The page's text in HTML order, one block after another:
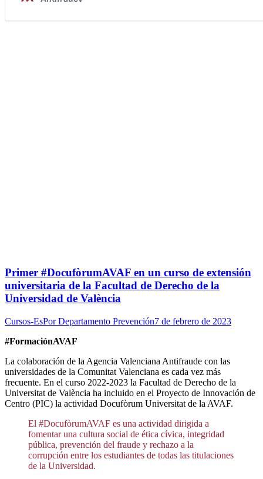
Primer #DocufòrumAVAF en un curso de extensión
universitaria de la Facultad de Derecho de la
Universidad de València
Cursos-EsPorDepartamento Prevención7 de febrero de 2023
#FormaciónAVAF
La colaboración de la Agencia Valenciana Antifraude con las
universidades de la Comunitat Valenciana es cada vez más
frecuente. En el curso 2022-2023 la Facultad de Derecho de la
Universitat de València ha incluido en el Proyecto de Innovación de
Centro (PIC) la actividad Docufòrum Universitat de la AVAF.
El #DocufòrumAVAF es una actividad dirigida a
fomentar una cultura social de ética cívica, integridad
pública, prevención del fraude y rechazo a la
corrupción entre los estudiantes de todas las titulaciones
de la Universidad.